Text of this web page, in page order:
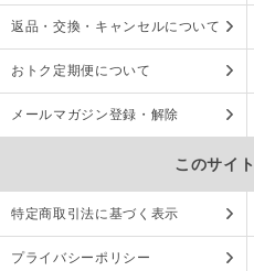
返品・交換・キャンセルについて
おトク定期便について
メールマガジン登録・解除
このサイ
特定商取引法に基づく表示
プライバシーポリシー